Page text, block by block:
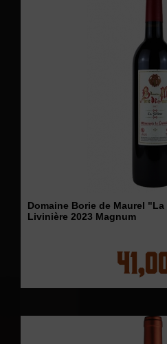
Domaine Borie de Maurel "La
Livinière 2023 Magnum